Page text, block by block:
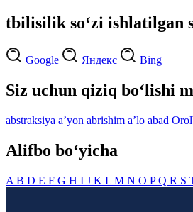
tbilisilik so‘zi
Google Яндекс Bing
Siz uchun qiziq bo‘lishi
abstraksiya aʼyon abrishim aʼlo abad
Alifbo bo‘yicha
A B D E F G H I J K L M N O PQ R S